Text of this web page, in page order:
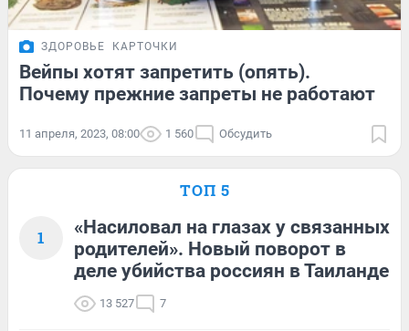
ЗДОРОВЬЕ КАРТОЧКИ
Вейпы хотят запретить (опять).
Почему прежние запреты не работают
11 апреля, 2023, 08:00 1 560 Обсудить
ТОП 5
1
«Насиловал на глазах у связанных
родителей». Новый поворот в
деле убийства россиян в Таиланде
13 527 7